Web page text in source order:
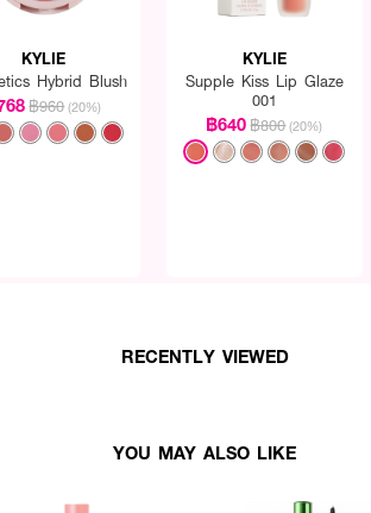
KYLIE
Hybrid Blush
฿960 (20%)
KYLIE
Supple Kiss Lip Glaze
001
฿640฿800 (20%)
RECENTLY VIEWED
YOU MAY ALSO LIKE